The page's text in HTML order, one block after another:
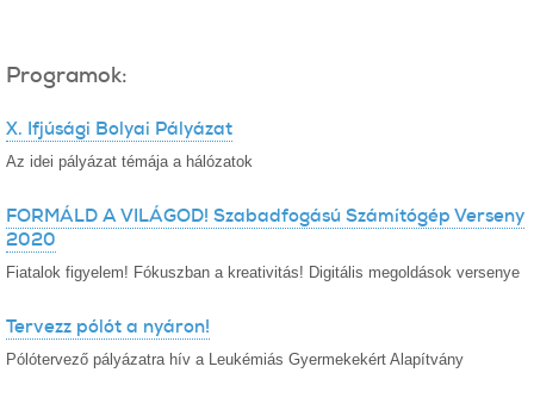
Programok:
X. Ifjúsági Bolyai Pályázat
Az idei pályázat témája a hálózatok
FORMÁLD A VILÁGOD! Szabadfogású Számítógép Verseny
2020
Fiatalok figyelem! Fókuszban a kreativitás! Digitális megoldások versenye
Tervezz pólót a nyáron!
Pólótervező pályázatra hív a Leukémiás Gyermekekért Alapítvány